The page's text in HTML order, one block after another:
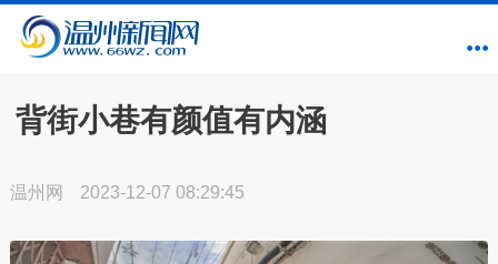
背街小巷有颜值有内涵
温州网 2023-12-07 08:29:45